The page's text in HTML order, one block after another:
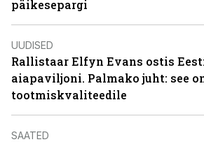
päikesepargi
UUDISED
Rallistaar Elfyn Evans ostis
aiapaviljoni. Palmako juht: see
tootmiskvaliteedile
SAATED